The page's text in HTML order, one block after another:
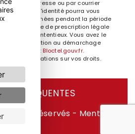
à l'adresse ou par courrier
justificatif d'identité pourra vous
vos données pendant la période
la durée de prescription légale
des contentieux. Vous avez le
liste d'opposition au démarchage
adresse:Bloctel.gouv.fr.
plus d’informations sur vos droits.
FRÉQUENTES
droits réservés - Mentions